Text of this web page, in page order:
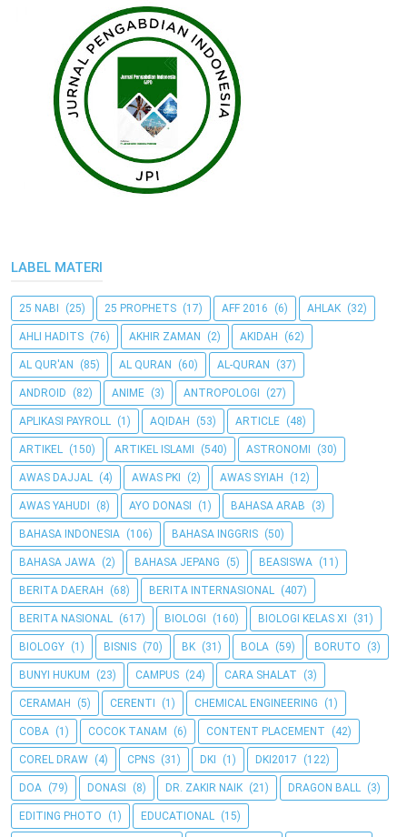
LABEL MATERI
25 NABI (25) 25 PROPHETS (17) AFF 2016 (6) AHLAK (32)
AHLI HADITS (76) AKHIR ZAMAN (2) AKIDAH (62)
AL QUR'AN (85) AL QURAN (60) AL-QURAN (37)
ANDROID (82) ANIME (3) ANTROPOLOGI (27)
APLIKASI PAYROLL (1) AQIDAH (53) ARTICLE (48)
ARTIKEL (150) ARTIKEL ISLAMI (540) ASTRONOMI (30)
AWAS DAJJAL (4) AWAS PKI (2) AWAS SYIAH (12)
AWAS YAHUDI (8) AYO DONASI (1) BAHASA ARAB (3)
BAHASA INDONESIA (106) BAHASA INGGRIS (50)
BAHASA JAWA (2) BAHASA JEPANG (5) BEASISWA (11)
BERITA DAERAH (68) BERITA INTERNASIONAL (407)
BERITA NASIONAL (617) BIOLOGI (160) BIOLOGI KELAS XI (31)
BIOLOGY (1) BISNIS (70) BK (31) BOLA (59) BORUTO (3)
BUNYI HUKUM (23) CAMPUS (24) CARA SHALAT (3)
CERAMAH (5) CERENTI (1) CHEMICAL ENGINEERING (1)
COBA (1) COCOK TANAM (6) CONTENT PLACEMENT (42)
COREL DRAW (4) CPNS (31) DKI (1) DKI2017 (122)
DOA (79) DONASI (8) DR. ZAKIR NAIK (21) DRAGON BALL (3)
EDITING PHOTO (1) EDUCATIONAL (15)